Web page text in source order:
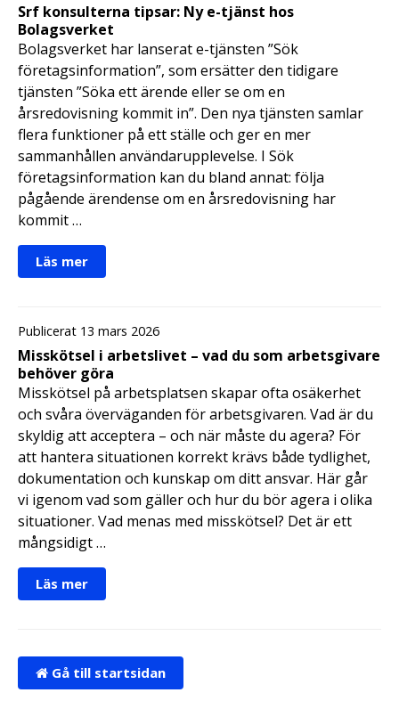
Srf konsulterna tipsar: Ny e-tjänst hos
Bolagsverket
Bolagsverket har lanserat e-tjänsten ”Sök
företagsinformation”, som ersätter den tidigare
tjänsten ”Söka ett ärende eller se om en
årsredovisning kommit in”. Den nya tjänsten samlar
flera funktioner på ett ställe och ger en mer
sammanhållen användarupplevelse. I Sök
företagsinformation kan du bland annat: följa
pågående ärendense om en årsredovisning har
kommit …
Läs mer
Publicerat 13 mars 2026
Misskötsel i arbetslivet – vad du som arbetsgivare
behöver göra
Misskötsel på arbetsplatsen skapar ofta osäkerhet
och svåra överväganden för arbetsgivaren. Vad är du
skyldig att acceptera – och när måste du agera? För
att hantera situationen korrekt krävs både tydlighet,
dokumentation och kunskap om ditt ansvar. Här går
vi igenom vad som gäller och hur du bör agera i olika
situationer. Vad menas med misskötsel? Det är ett
mångsidigt …
Läs mer
Gå till startsidan